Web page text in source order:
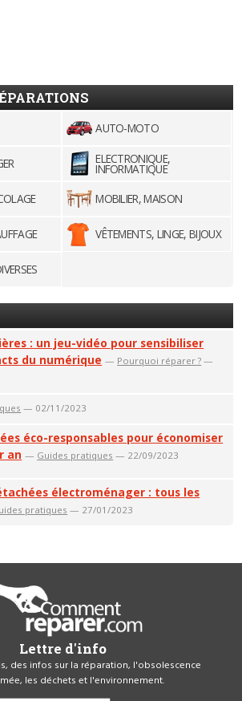
AUTO-MOTO
ELECTRONIQUE,
INFORMATIQUE
MOBILIER, MAISON
VÊTEMENTS, LINGE, BIJOUX
: un jeu-vidéo pour sensibiliser
du numérique — Pourquoi réparer ? —
— 02/11/2023
éco-responsables pour économiser
an — Guides pratiques — 22/09/2023
électroménager : tous les
pratiques — 27/01/2023
Lettre d'info
des infos sur la réparation, l'obsolescence
les déchets et l'environnement.